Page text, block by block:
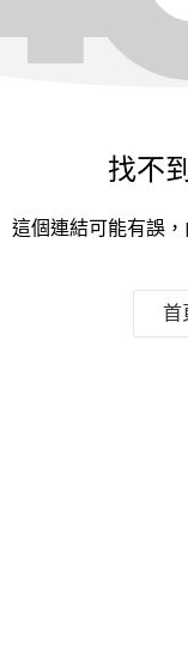
找不
這個連結可能有誤
首